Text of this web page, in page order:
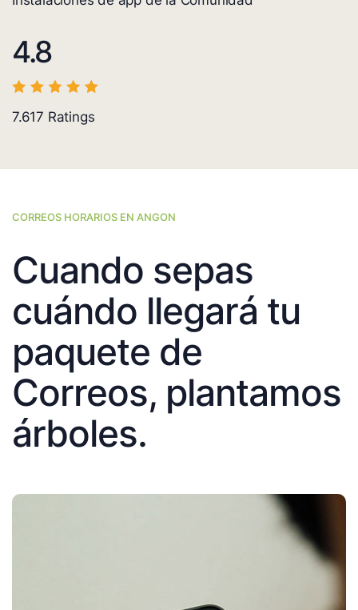
4.8
7.617 Ratings
CORREOS HORARIOS EN ANGON
Cuando sepas
cuándo llegará tu
paquete de
Correos, plantamos
árboles.